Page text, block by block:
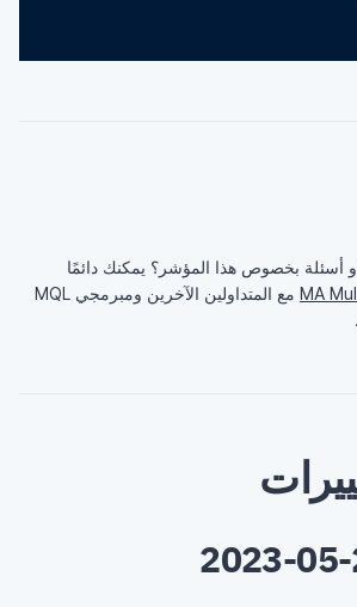
أسئلة بخصوص هذا المؤشر؟ يمكنك دائمًا
مع المتداولين الآخرين ومبرمجي MQL